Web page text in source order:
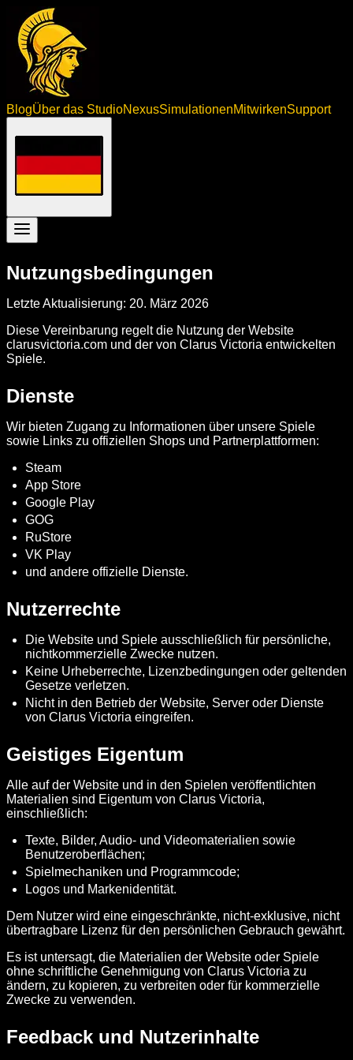
BlogÜber das StudioNexusSimulationenMitwirkenSupport
Nutzungsbedingungen
Letzte Aktualisierung: 20. März 2026
Diese Vereinbarung regelt die Nutzung der Website
clarusvictoria.com und der von Clarus Victoria entwickelten
Spiele.
Dienste
Wir bieten Zugang zu Informationen über unsere Spiele
sowie Links zu offiziellen Shops und Partnerplattformen:
Steam
App Store
Google Play
GOG
RuStore
VK Play
und andere offizielle Dienste.
Nutzerrechte
Die Website und Spiele ausschließlich für persönliche,
nichtkommerzielle Zwecke nutzen.
Keine Urheberrechte, Lizenzbedingungen oder geltenden
Gesetze verletzen.
Nicht in den Betrieb der Website, Server oder Dienste
von Clarus Victoria eingreifen.
Geistiges Eigentum
Alle auf der Website und in den Spielen veröffentlichten
Materialien sind Eigentum von Clarus Victoria,
einschließlich:
Texte, Bilder, Audio- und Videomaterialien sowie
Benutzeroberflächen;
Spielmechaniken und Programmcode;
Logos und Markenidentität.
Dem Nutzer wird eine eingeschränkte, nicht-exklusive, nicht
übertragbare Lizenz für den persönlichen Gebrauch gewährt.
Es ist untersagt, die Materialien der Website oder Spiele
ohne schriftliche Genehmigung von Clarus Victoria zu
ändern, zu kopieren, zu verbreiten oder für kommerzielle
Zwecke zu verwenden.
Feedback und Nutzerinhalte